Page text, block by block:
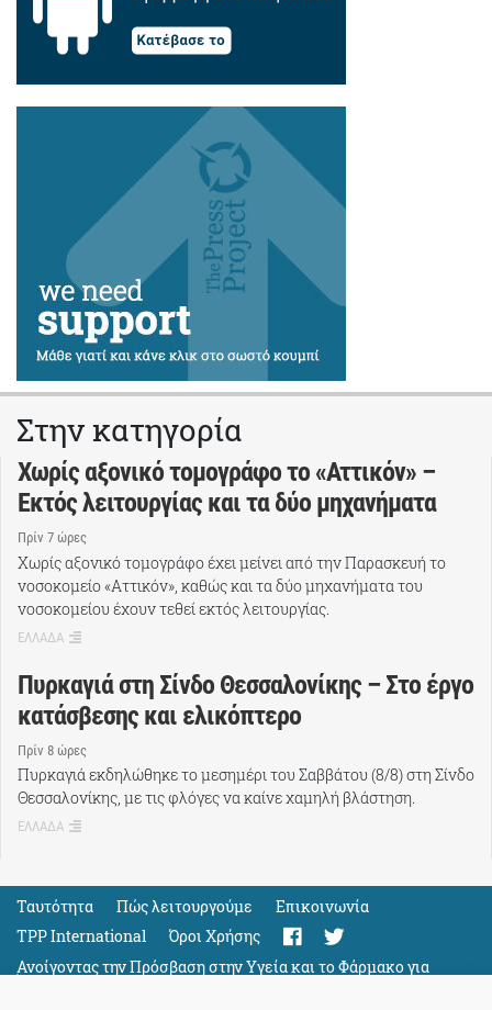
Στην κατηγορία
Χωρίς αξονικό τομογράφο το «Αττικόν» –
Εκτός λειτουργίας και τα δύο μηχανήματα
Πρίν 7 ώρες
Χωρίς αξονικό τομογράφο έχει μείνει από την Παρασκευή το
νοσοκομείο «Αττικόν», καθώς και τα δύο μηχανήματα του
νοσοκομείου έχουν τεθεί εκτός λειτουργίας.
ΕΛΛΑΔΑ
Πυρκαγιά στη Σίνδο Θεσσαλονίκης – Στο έργο
κατάσβεσης και ελικόπτερο
Πρίν 8 ώρες
Πυρκαγιά εκδηλώθηκε το μεσημέρι του Σαββάτου (8/8) στη Σίνδο
Θεσσαλονίκης, με τις φλόγες να καίνε χαμηλή βλάστηση.
ΕΛΛΑΔΑ
Ταυτότητα Πώς λειτουργούμε
Eπικοινωνία
TPP International
Όροι Χρήσης
Ανοίγοντας την Πρόσβαση στην Υγεία και το Φάρμακο για
Όλους